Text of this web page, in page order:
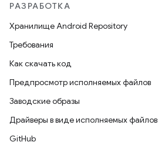
РАЗРАБОТКА
Хранилище Android Repository
Требования
Как скачать код
Предпросмотр исполняемых файлов
Заводские образы
Драйверы в виде исполняемых файлов
GitHub